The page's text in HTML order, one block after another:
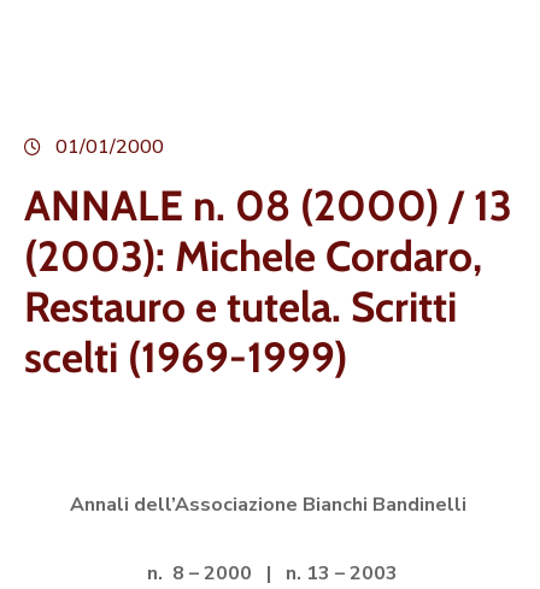
01/01/2000
ANNALE n. 08 (2000) / 13
(2003): Michele Cordaro,
Restauro e tutela. Scritti
scelti (1969-1999)
Annali dell’Associazione Bianchi Bandinelli
n. 8 – 2000 | n. 13 – 2003